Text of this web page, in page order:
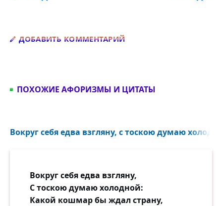
ДОБАВИТЬ КОММЕНТАРИЙ
ПОХОЖИЕ АФОРИЗМЫ И ЦИТАТЫ
Вокруг себя едва взгляну, с тоскою думаю
Вокруг себя едва взгляну,
С тоскою думаю холодной:
Какой кошмар бы ждал страну,